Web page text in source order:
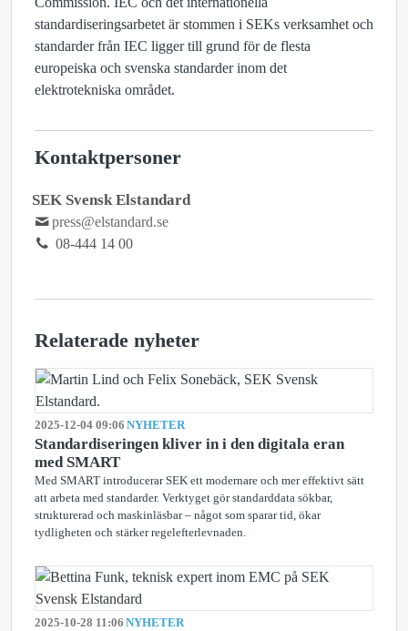
standardiseringsarbetet är stommen i SEKs verksamhet och
standarder från IEC ligger till grund för de flesta
europeiska och svenska standarder inom det
elektrotekniska området.
Kontaktpersoner
SEK Svensk Elstandard
press@elstandard.se
08-444 14 00
Relaterade nyheter
2025-12-04 09:06 NYHETER
Standardiseringen kliver in i den digitala eran
med SMART
Med SMART introducerar SEK ett modernare och mer effektivt sätt
att arbeta med standarder. Verktyget gör standarddata sökbar,
strukturerad och maskinläsbar – något som sparar tid, ökar
tydligheten och stärker regelefterlevnaden.
2025-10-28 11:06 NYHETER